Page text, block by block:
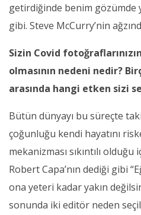
getirdiğinde benim
gibi. Steve McCurry’nin
Sizin Covid
olmasının nedeni nedir?
arasında hangi etken sizi
Bütün dünyayı bu süreçte
çoğunluğu kendi hayatını
mekanizması sıkıntılı
Robert Capa’nın dediği gibi
ona yeteri kadar yakın
sonunda iki editör neden